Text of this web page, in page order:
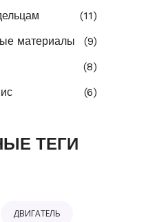
(11)
материалы
(9)
(8)
(6)
ТЕГИ
ДВИГАТЕЛЬ